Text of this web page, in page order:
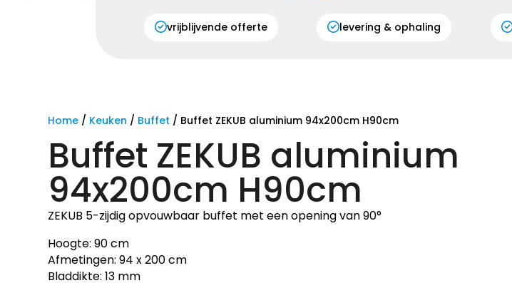
vrijblijvende offerte levering & ophaling
Home / Keuken / Buffet / Buffet ZEKUB aluminium 94x200cm H90cm
Buffet ZEKUB aluminium
94x200cm H90cm
ZEKUB 5-zijdig opvouwbaar buffet met een opening van 90°
Hoogte: 90 cm
Afmetingen: 94 x 200 cm
Bladdikte: 13 mm